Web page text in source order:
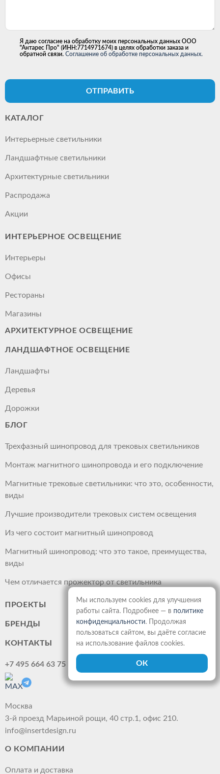
Я даю согласие на обработку моих персональных данных ООО
"Антарес Про" (ИНН:7714971674) в целях обработки заказа и
обратной связи. Соглашение об обработке персональных данных.
ОТПРАВИТЬ
КАТАЛОГ
Интерьерные светильники
Ландшафтные светильники
Архитектурные светильники
Распродажа
Акции
ИНТЕРЬЕРНОЕ ОСВЕЩЕНИЕ
Интерьеры
Офисы
Рестораны
Магазины
АРХИТЕКТУРНОЕ ОСВЕЩЕНИЕ
ЛАНДШАФТНОЕ ОСВЕЩЕНИЕ
Ландшафты
Деревья
Дорожки
БЛОГ
Трехфазный шинопровод для трековых светильников
Монтаж магнитного шинопровода и его подключение
Магнитные трековые светильники: что это, особенности,
виды
Лучшие производители трековых систем освещения
Из чего состоит магнитный шинопровод
Магнитный шинопровод: что это такое, преимущества,
виды
Чем отличается прожектор от светильника
ПРОЕКТЫ
БРЕНДЫ
КОНТАКТЫ
+7 495 664 63 75
Москва
3-й проезд Марьиной рощи, 40 стр.1, офис 210.
info@insertdesign.ru
О КОМПАНИИ
Оплата и доставка
Мы используем cookies для улучшения
работы сайта. Подробнее — в политике
конфиденциальности. Продолжая
пользоваться сайтом, вы даёте согласие
на использование файлов cookies.